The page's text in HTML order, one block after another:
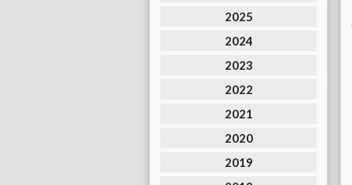
2025
2024
2023
2022
2021
2020
2019